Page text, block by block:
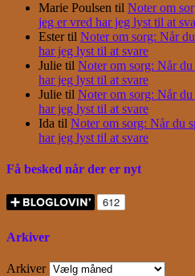
Marie Poulsen til Noter om
jeg er vred har jeg lyst til at
Estertil Noter om sorg: Når
har jeg lyst til at svare
Julie til Noter om sorg: Når
har jeg lyst til at svare
Julie til Noter om sorg: Når
har jeg lyst til at svare
Ida til Noter om sorg: Når du
har jeg lyst til at svare
Få besked når der er nyt
Arkiver
Arkiver